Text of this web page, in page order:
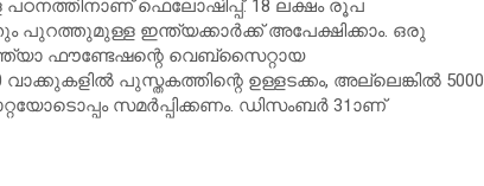
ഫെലോഷിപ്പ്. 18 ലക്ഷം രൂപ
ഇന്ത്യക്കാര്‍ക്ക് അപേക്ഷിക്കാം. ഒരു
ഫൗണ്ടേഷന്റെ വെബ്‌സൈറ്റായ
വാക്കുകളില്‍ പുസ്തകത്തിന്റെ ഉള്ളടക്കം, അല്ലെങ്കില്‍ 5000
സമര്‍പ്പിക്കണം. ഡിസംബര്‍ 31ാണ്